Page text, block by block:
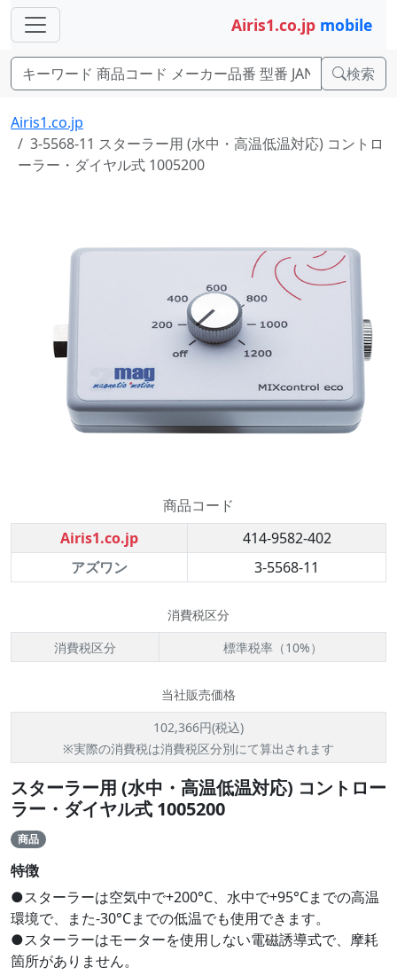
Airis1.co.jp mobile
検索
Airis1.co.jp
3-5568-11 スターラー用 (水中・高温低温対応) コントロ
ーラー・ダイヤル式 1005200
商品コード
Airis1.co.jp
414-9582-402
アズワン
3-5568-11
消費税区分
消費税区分
標準税率（10%）
当社販売価格
102,366円(税込)
※実際の消費税は消費税区分別にて算出されます
スターラー用 (水中・高温低温対応) コントロー
ラー・ダイヤル式 1005200
商品
特徴
●スターラーは空気中で+200°C、水中で+95°Cまでの高温
環境で、また-30°Cまでの低温でも使用できます。
●スターラーはモーターを使用しない電磁誘導式で、摩耗
箇所がありません。